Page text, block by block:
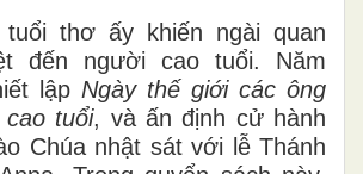
tuổi thơ ấy khiến ngài quan
đến người cao tuổi. Năm
lập Ngày thế giới các ông
tuổi, và ấn định cử hành
Chúa nhật sát với lễ Thánh